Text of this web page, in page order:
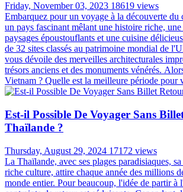
Friday, November 03, 2023 18619 views
Embarquez pour un voyage à la découverte du
un pays fascinant mêlant une histoire riche,
paysages époustouflants et une cuisine
de 32 sites classés au patrimoine mondial de
vous dévoile des merveilles architecturales
trésors anciens et des monuments vénérés.
Vietnam ? Quelle est la meilleure période pour
Est-il Possible De Voyager Sans
Thaïlande ?
Thursday, August 29, 2024 17172 views
La Thaïlande, avec ses plages paradisiaques,
riche culture, attire chaque année des millions
monde entier. Pour beaucoup, l'idée de partir à